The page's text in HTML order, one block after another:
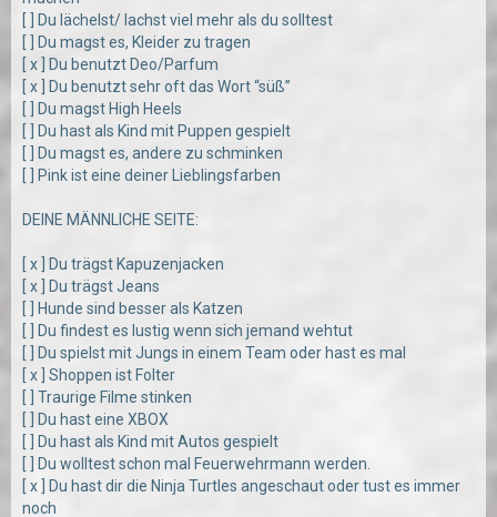
[ ] Du lächelst/ lachst viel mehr als du solltest
[ ] Du magst es, Kleider zu tragen
[ x ] Du benutzt Deo/Parfum
[ x ] Du benutzt sehr oft das Wort “süß”
[ ] Du magst High Heels
[ ] Du hast als Kind mit Puppen gespielt
[ ] Du magst es, andere zu schminken
[ ] Pink ist eine deiner Lieblingsfarben
DEINE MÄNNLICHE SEITE:
[ x ] Du trägst Kapuzenjacken
[ x ] Du trägst Jeans
[ ] Hunde sind besser als Katzen
[ ] Du findest es lustig wenn sich jemand wehtut
[ ] Du spielst mit Jungs in einem Team oder hast es mal
[ x ] Shoppen ist Folter
[ ] Traurige Filme stinken
[ ] Du hast eine XBOX
[ ] Du hast als Kind mit Autos gespielt
[ ] Du wolltest schon mal Feuerwehrmann werden.
[ x ] Du hast dir die Ninja Turtles angeschaut oder tust es immer
noch